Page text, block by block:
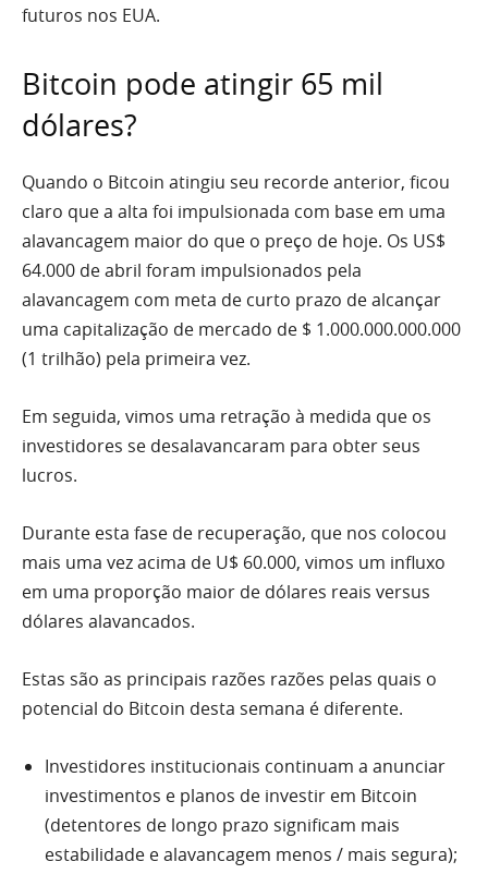
futuros nos EUA.
Bitcoin pode atingir 65 mil
dólares?
Quando o Bitcoin atingiu seu recorde anterior, ficou
claro que a alta foi impulsionada com base em uma
alavancagem maior do que o preço de hoje. Os US$
64.000 de abril foram impulsionados pela
alavancagem com meta de curto prazo de alcançar
uma capitalização de mercado de $ 1.000.000.000.000
(1 trilhão) pela primeira vez.
Em seguida, vimos uma retração à medida que os
investidores se desalavancaram para obter seus
lucros.
Durante esta fase de recuperação, que nos colocou
mais uma vez acima de U$ 60.000, vimos um influxo
em uma proporção maior de dólares reais versus
dólares alavancados.
Estas são as principais razões razões pelas quais o
potencial do Bitcoin desta semana é diferente.
Investidores institucionais continuam a anunciar
investimentos e planos de investir em Bitcoin
(detentores de longo prazo significam mais
estabilidade e alavancagem menos / mais segura);